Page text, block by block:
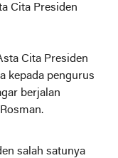
Cita Presiden
Cita Presiden
kepada pengurus
berjalan
salah satunya